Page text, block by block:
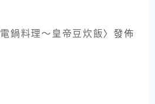
電鍋料理～皇帝豆炊飯〉發佈